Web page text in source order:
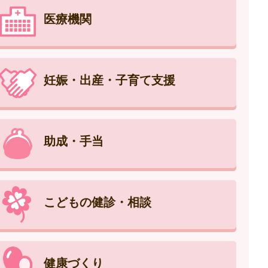
医療機関
妊娠・出産・子育て支援
助成・手当
こどもの健診・相談
健康づくり